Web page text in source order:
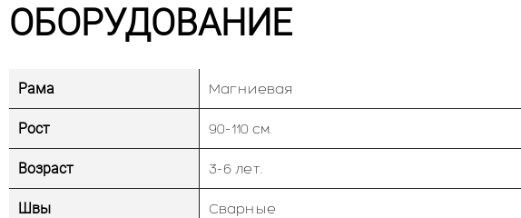
ОБОРУДОВАНИЕ
Рама Магниевая
Рост 90-110 см.
Возраст 3-6 лет.
Швы Сварные